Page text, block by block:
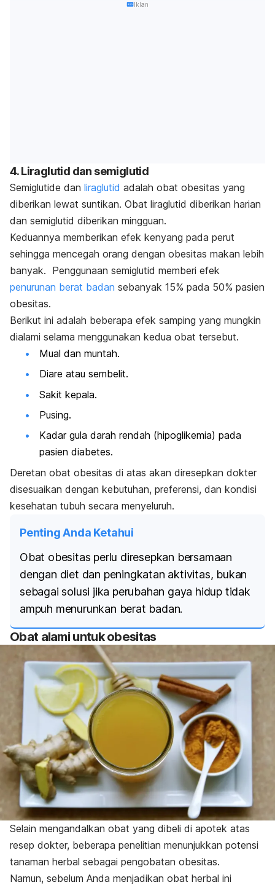
Iklan
4. Liraglutid dan semiglutid
Semiglutide dan liraglutid adalah obat obesitas yang
diberikan lewat suntikan. Obat liraglutid diberikan harian
dan semiglutid diberikan mingguan.
Keduannya memberikan efek kenyang pada perut
sehingga mencegah orang dengan obesitas makan lebih
banyak. Penggunaan semiglutid memberi efek
penurunan berat badan sebanyak 15% pada 50% pasien
obesitas.
Berikut ini adalah beberapa efek samping yang mungkin
dialami selama menggunakan kedua obat tersebut.
Mual dan muntah.
Diare atau sembelit.
Sakit kepala.
Pusing.
Kadar gula darah rendah (hipoglikemia) pada
pasien diabetes.
Deretan obat obesitas di atas akan diresepkan dokter
disesuaikan dengan kebutuhan, preferensi, dan kondisi
kesehatan tubuh secara menyeluruh.
Penting Anda Ketahui
Obat obesitas perlu diresepkan bersamaan
dengan diet dan peningkatan aktivitas, bukan
sebagai solusi jika perubahan gaya hidup tidak
ampuh menurunkan berat badan.
Obat alami untuk obesitas
Selain mengandalkan obat yang dibeli di apotek atas
resep dokter, beberapa penelitian menunjukkan potensi
tanaman herbal sebagai pengobatan obesitas.
Namun, sebelum Anda menjadikan obat herbal ini